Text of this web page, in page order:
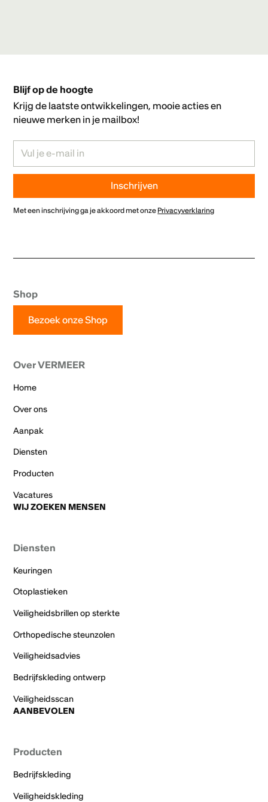
Blijf op de hoogte
Krijg de laatste ontwikkelingen, mooie acties en
nieuwe merken in je mailbox!
Met een inschrijving ga je akkoord met onze Privacyverklaring
Shop
Bezoek onze Shop
Over VERMEER
Home
Over ons
Aanpak
Diensten
Producten
Vacatures
WIJ ZOEKEN MENSEN
Diensten
Keuringen
Otoplastieken
Veiligheidsbrillen op sterkte
Orthopedische steunzolen
Veiligheidsadvies
Bedrijfskleding ontwerp
Veiligheidsscan
AANBEVOLEN
Producten
Bedrijfskleding
Veiligheidskleding